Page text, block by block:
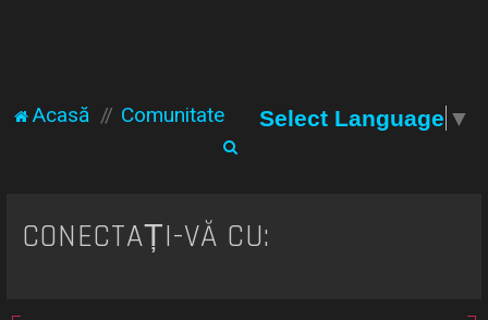
Acasă Comunitate Select Language ▼
t
CONECTAȚI-VĂ CU: